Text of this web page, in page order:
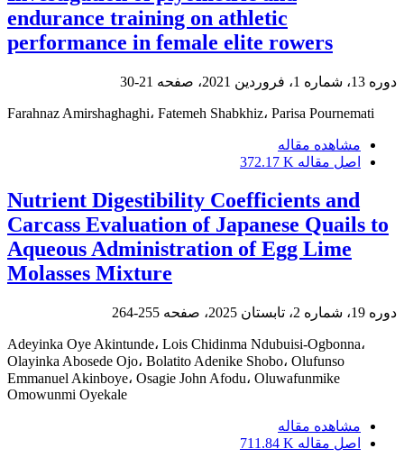
endurance training on athletic
performance in female elite rowers
دوره 13، شماره 1، فروردین 2021، صفحه 21-30
Farahnaz Amirshaghaghi، Fatemeh Shabkhiz، Parisa Pournemati
مشاهده مقاله
اصل مقاله 372.17 K
Nutrient Digestibility Coefficients and
Carcass Evaluation of Japanese Quails to
Aqueous Administration of Egg Lime
Molasses Mixture
دوره 19، شماره 2، تابستان 2025، صفحه 255-264
Adeyinka Oye Akintunde، Lois Chidinma Ndubuisi-Ogbonna،
Olayinka Abosede Ojo، Bolatito Adenike Shobo، Olufunso
Emmanuel Akinboye، Osagie John Afodu، Oluwafunmike
Omowunmi Oyekale
مشاهده مقاله
اصل مقاله 711.84 K